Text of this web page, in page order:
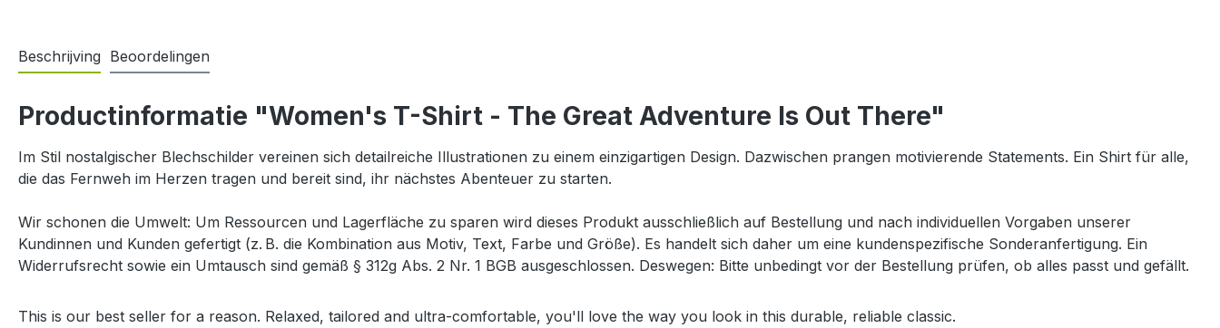
Beschrijving Beoordelingen
Productinformatie "Women's T-Shirt - The Great Adventure Is Out There"
Im Stil nostalgischer Blechschilder vereinen sich detailreiche Illustrationen zu einem einzigartigen Design. Dazwischen prangen motivierende Statements. Ein Shirt für alle,
die das Fernweh im Herzen tragen und bereit sind, ihr nächstes Abenteuer zu starten.
Wir schonen die Umwelt: Um Ressourcen und Lagerfläche zu sparen wird dieses Produkt ausschließlich auf Bestellung und nach individuellen Vorgaben unserer
Kundinnen und Kunden gefertigt (z. B. die Kombination aus Motiv, Text, Farbe und Größe). Es handelt sich daher um eine kundenspezifische Sonderanfertigung. Ein
Widerrufsrecht sowie ein Umtausch sind gemäß § 312g Abs. 2 Nr. 1 BGB ausgeschlossen. Deswegen: Bitte unbedingt vor der Bestellung prüfen, ob alles passt und gefällt.
This is our best seller for a reason. Relaxed, tailored and ultra-comfortable, you'll love the way you look in this durable, reliable classic.